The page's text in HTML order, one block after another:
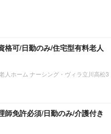
格可/日勤のみ/住宅型有料老人
人ホーム ナーシング・ヴィラ立川高松3
師免許必須/日勤のみ/介護付き